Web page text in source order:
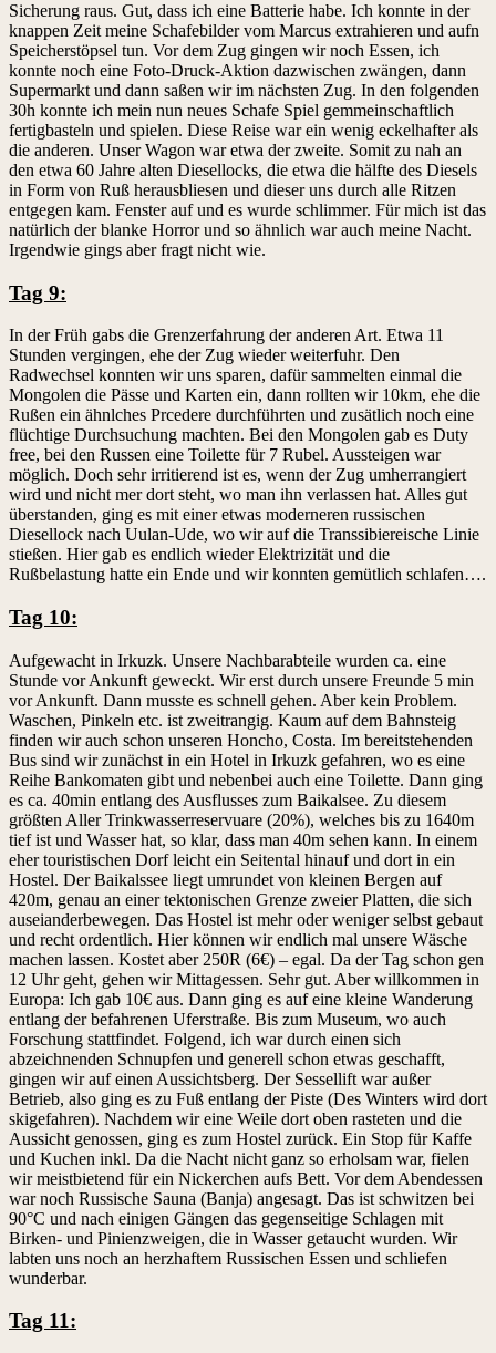
Sicherung raus. Gut, dass ich eine Batterie habe. Ich konnte in der
knappen Zeit meine Schafebilder vom Marcus extrahieren und aufn
Speicherstöpsel tun. Vor dem Zug gingen wir noch Essen, ich
konnte noch eine Foto-Druck-Aktion dazwischen zwängen, dann
Supermarkt und dann saßen wir im nächsten Zug. In den folgenden
30h konnte ich mein nun neues Schafe Spiel gemmeinschaftlich
fertigbasteln und spielen. Diese Reise war ein wenig eckelhafter als
die anderen. Unser Wagon war etwa der zweite. Somit zu nah an
den etwa 60 Jahre alten Diesellocks, die etwa die hälfte des Diesels
in Form von Ruß herausbliesen und dieser uns durch alle Ritzen
entgegen kam. Fenster auf und es wurde schlimmer. Für mich ist das
natürlich der blanke Horror und so ähnlich war auch meine Nacht.
Irgendwie gings aber fragt nicht wie.
Tag 9:
In der Früh gabs die Grenzerfahrung der anderen Art. Etwa 11
Stunden vergingen, ehe der Zug wieder weiterfuhr. Den
Radwechsel konnten wir uns sparen, dafür sammelten einmal die
Mongolen die Pässe und Karten ein, dann rollten wir 10km, ehe die
Rußen ein ähnlches Prcedere durchführten und zusätlich noch eine
flüchtige Durchsuchung machten. Bei den Mongolen gab es Duty
free, bei den Russen eine Toilette für 7 Rubel. Aussteigen war
möglich. Doch sehr irritierend ist es, wenn der Zug umherrangiert
wird und nicht mer dort steht, wo man ihn verlassen hat. Alles gut
überstanden, ging es mit einer etwas moderneren russischen
Diesellock nach Uulan-Ude, wo wir auf die Transsibiereische Linie
stießen. Hier gab es endlich wieder Elektrizität und die
Rußbelastung hatte ein Ende und wir konnten gemütlich schlafen….
Tag 10:
Aufgewacht in Irkuzk. Unsere Nachbarabteile wurden ca. eine
Stunde vor Ankunft geweckt. Wir erst durch unsere Freunde 5 min
vor Ankunft. Dann musste es schnell gehen. Aber kein Problem.
Waschen, Pinkeln etc. ist zweitrangig. Kaum auf dem Bahnsteig
finden wir auch schon unseren Honcho, Costa. Im bereitstehenden
Bus sind wir zunächst in ein Hotel in Irkuzk gefahren, wo es eine
Reihe Bankomaten gibt und nebenbei auch eine Toilette. Dann ging
es ca. 40min entlang des Ausflusses zum Baikalsee. Zu diesem
größten Aller Trinkwasserreservuare (20%), welches bis zu 1640m
tief ist und Wasser hat, so klar, dass man 40m sehen kann. In einem
eher touristischen Dorf leicht ein Seitental hinauf und dort in ein
Hostel. Der Baikalssee liegt umrundet von kleinen Bergen auf
420m, genau an einer tektonischen Grenze zweier Platten, die sich
auseianderbewegen. Das Hostel ist mehr oder weniger selbst gebaut
und recht ordentlich. Hier können wir endlich mal unsere Wäsche
machen lassen. Kostet aber 250R (6€) – egal. Da der Tag schon gen
12 Uhr geht, gehen wir Mittagessen. Sehr gut. Aber willkommen in
Europa: Ich gab 10€ aus. Dann ging es auf eine kleine Wanderung
entlang der befahrenen Uferstraße. Bis zum Museum, wo auch
Forschung stattfindet. Folgend, ich war durch einen sich
abzeichnenden Schnupfen und generell schon etwas geschafft,
gingen wir auf einen Aussichtsberg. Der Sessellift war außer
Betrieb, also ging es zu Fuß entlang der Piste (Des Winters wird dort
skigefahren). Nachdem wir eine Weile dort oben rasteten und die
Aussicht genossen, ging es zum Hostel zurück. Ein Stop für Kaffe
und Kuchen inkl. Da die Nacht nicht ganz so erholsam war, fielen
wir meistbietend für ein Nickerchen aufs Bett. Vor dem Abendessen
war noch Russische Sauna (Banja) angesagt. Das ist schwitzen bei
90°C und nach einigen Gängen das gegenseitige Schlagen mit
Birken- und Pinienzweigen, die in Wasser getaucht wurden. Wir
labten uns noch an herzhaftem Russischen Essen und schliefen
wunderbar.
Tag 11: